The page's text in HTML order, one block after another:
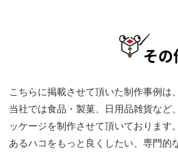
そ
こちらに掲載させて頂いた制作事例は
当社では食品・製菓、日用品雑貨など
ッケージを制作させて頂いております
あるハコをもっと良くしたい、専門的